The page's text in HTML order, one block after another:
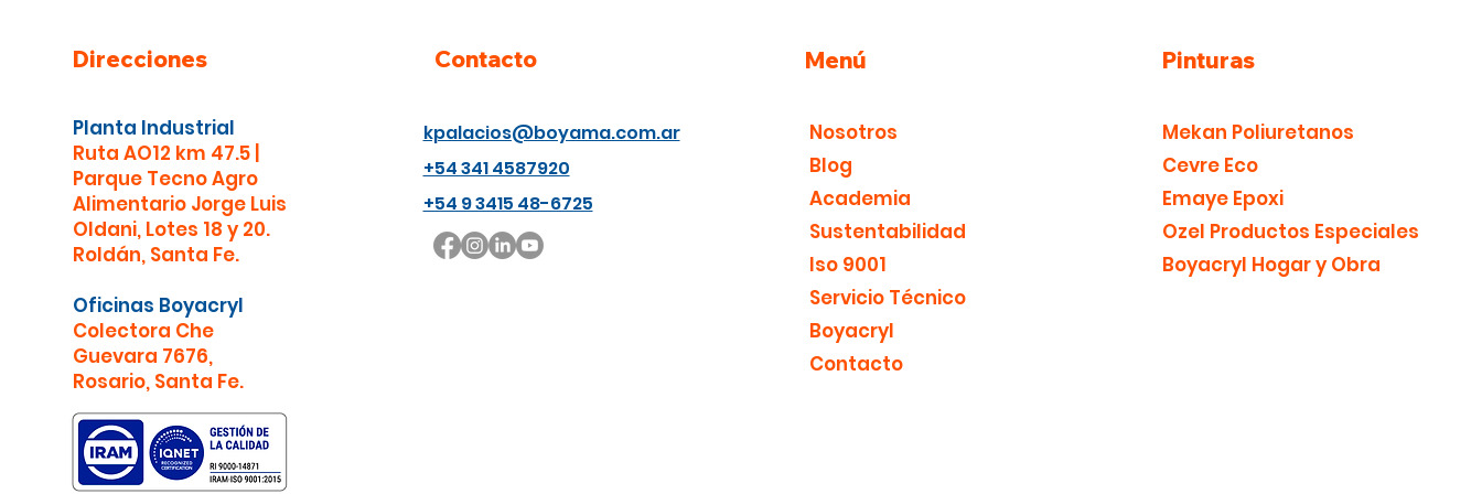
Direcciones
Planta Industrial
​Ruta AO12 km 47.5 |
Parque Tecno Agro
Alimentario Jorge Luis
Oldani, Lotes 18 y 20.
Roldán, Santa Fe.
Oficinas Boyacryl
​Colectora Che
Guevara 7676,
Rosario, Santa Fe.
Contacto
kpalacios@boyama.com.ar
+54 341 4587920
+54 9 3415 48-6725
Menú
Nosotros
Blog
Academia
Sustentabilidad
Iso 9001
Servicio Técnico
Boyacryl
Contacto
Pinturas
Mekan Poliuretanos
Cevre Eco
Emaye Epoxi
Ozel Productos Especiales
Boyacryl Hogar y Obra